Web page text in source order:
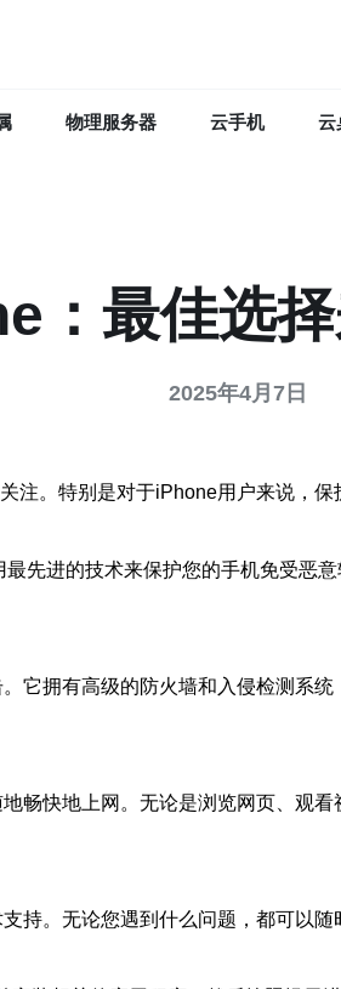
物理服务器 云手机 云
：最佳选
2025年4月7日
注。特别是对于iPhone用户来说，
先进的技术来保护您的手机免受恶
它拥有高级的防火墙和入侵检测系
畅快地上网。无论是浏览网页、观
持。无论您遇到什么问题，都可以